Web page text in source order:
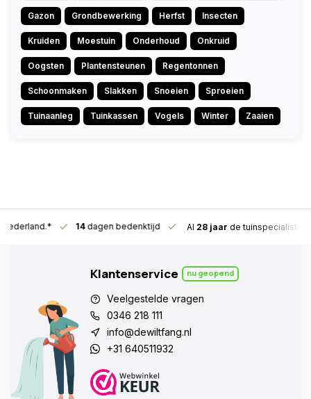
Gazon Grondbewerking Herfst Insecten
Kruiden Moestuin Onderhoud Onkruid
Oogsten Plantensteunen Regentonnen
Schoonmaken Slakken Snoeien Sproeien
Tuinaanleg Tuinkassen Vogels Winter Zaaien
Nederland.* 14dagen bedenktijd Al 28 jaar de tuinspecialist
Klantenservice nu geopend
Veelgestelde vragen
0346 218 111
info@dewiltfang.nl
+31 640511932